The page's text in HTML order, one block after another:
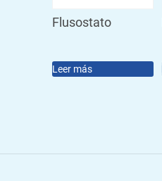
Flusostato
Leer más